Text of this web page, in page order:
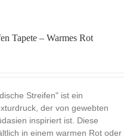
Tapete – Warmes Rot
Streifen" ist ein
der von gewebten
inspiriert ist. Diese
in einem warmen Rot oder